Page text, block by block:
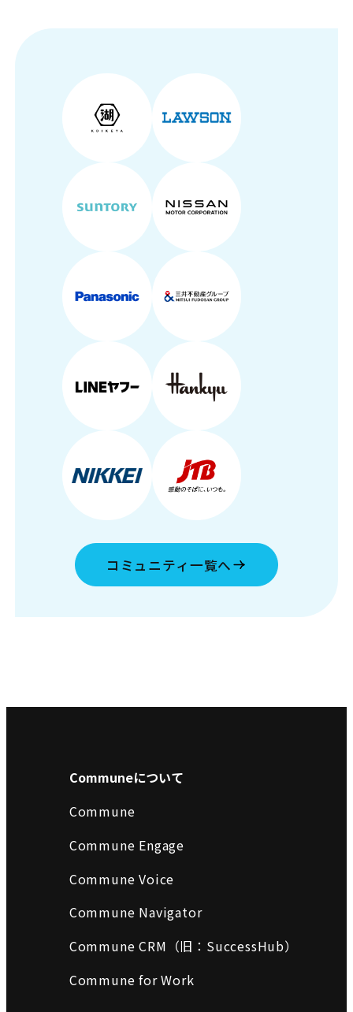
コミュニティ一覧へ
Communeについて
Commune
Commune Engage
Commune Voice
Commune Navigator
Commune CRM（旧：SuccessHub）
Commune for Work